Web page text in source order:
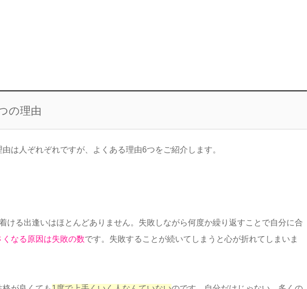
の理由
は人ぞれぞれですが、よくある理由6つをご紹介します。
ける出逢いはほとんどありません。失敗しながら何度か繰り返すことで自分に合
くなる原因は失敗の数です。失敗することが続いてしまうと心が折れてしまいま